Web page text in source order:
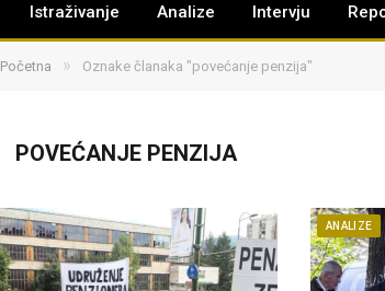
Istraživanje Analize Intervju
Početna » Oznake članaka "povećanje penzija"
POVEĆANJE PENZIJA
ANALIZE